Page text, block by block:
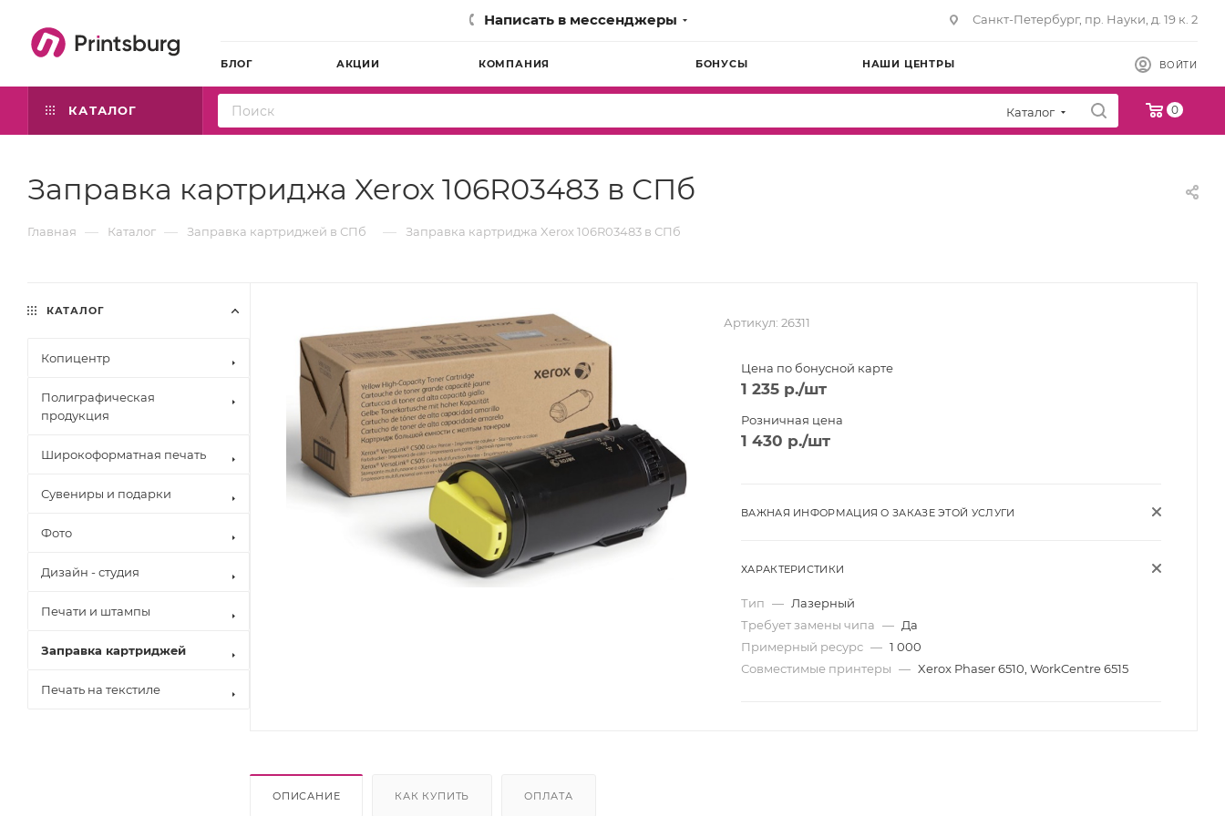
Написать в мессенджеры Санкт-Петербург, пр. Науки, д. 19 к. 2
БЛОГ АКЦИИ КОМПАНИЯ БОНУСЫ НАШИ ЦЕНТРЫ ВОЙТИ
КАТАЛОГ Каталог 0
Заправка картриджа Xerox 106R03483 в СПб
Главная — Каталог — Заправка картриджей в СПб — Заправка картриджа Xerox 106R03483 в СПб
Артикул: 26311
Цена по бонусной карте
1 235 р./шт
Розничная цена
1 430 р./шт
ВАЖНАЯ ИНФОРМАЦИЯ О ЗАКАЗЕ ЭТОЙ УСЛУГИ
ХАРАКТЕРИСТИКИ
Тип — Лазерный
Требует замены чипа — Да
Примерный ресурс — 1 000
Совместимые принтеры — Xerox Phaser 6510, WorkCentre 6515
ОПИСАНИЕ КАК КУПИТЬ ОПЛАТА
КАТАЛОГ
Копицентр
Полиграфическая
продукция
Широкоформатная печать
Сувениры и подарки
Фото
Дизайн - студия
Печати и штампы
Заправка картриджей
Konica Minolta
Печать на текстиле